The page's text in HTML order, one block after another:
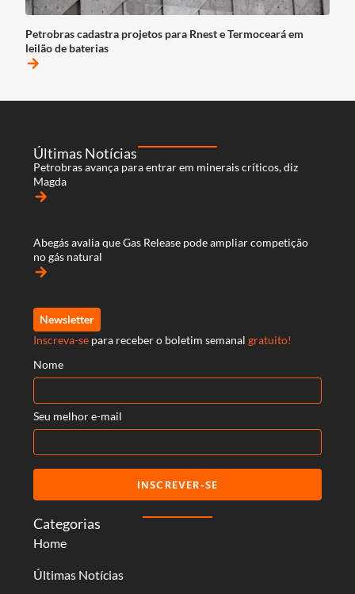
Petrobras cadastra projetos para Rnest e Termoceará em
leilão de baterias
arrow_forward
Categorias
Home
Últimas Notícias
Últimas Notícias
Petrobras avança para entrar em minerais críticos, diz
Magda
arrow_forward
Abegás avalia que Gas Release pode ampliar competição
no gás natural
arrow_forward
Newsletter
Inscreva-se para receber o boletim semanal gratuito!
Nome
Seu melhor e-mail
INSCREVER-SE